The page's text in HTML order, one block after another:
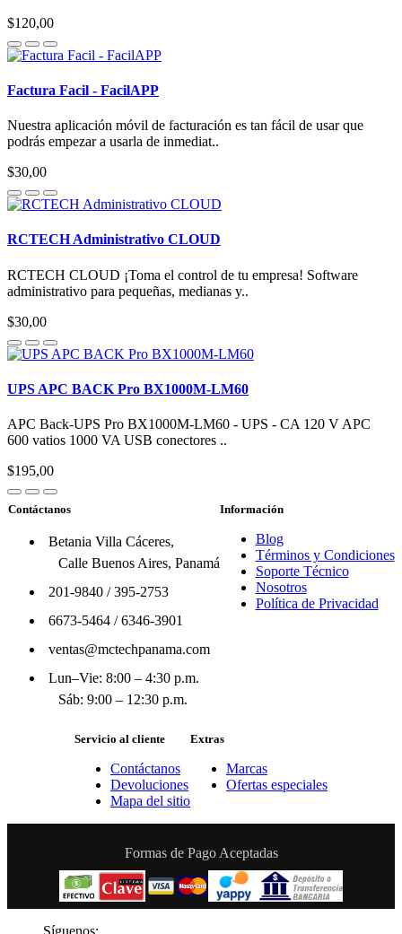
$120,00
Factura Facil - FacilAPP
Nuestra aplicación móvil de facturación es tan fácil de usar que
podrás empezar a usarla de inmediat..
$30,00
RCTECH Administrativo CLOUD
RCTECH CLOUD ¡Toma el control de tu empresa! Software
administrativo para pequeñas, medianas y..
$30,00
UPS APC BACK Pro BX1000M-LM60
APC Back-UPS Pro BX1000M-LM60 - UPS - CA 120 V APC
600 vatios 1000 VA USB conectores ..
$195,00
Contáctanos
Betania Villa Cáceres,
Calle Buenos Aires, Panamá
201-9840/395-2753
6673-5464/6346-3901
ventas@mctechpanama.com
Lun–Vie: 8:00 – 4:30 p.m.
Sáb: 9:00 – 12:30 p.m.
Información
Blog
Términos y Condiciones
Soporte Técnico
Nosotros
Política de Privacidad
Servicio al cliente
Contáctanos
Devoluciones
Mapa del sitio
Extras
Marcas
Ofertas especiales
Formas de Pago Aceptadas